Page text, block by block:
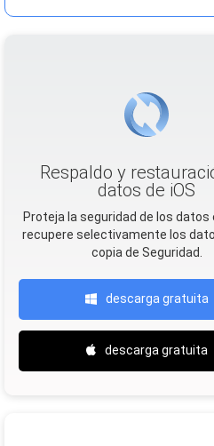
Respaldo y
datos de iOS
Proteja la seguridad de los datos
recupere selectivamente los
copia de Seguridad.
descarga gratuita
descarga gratuita